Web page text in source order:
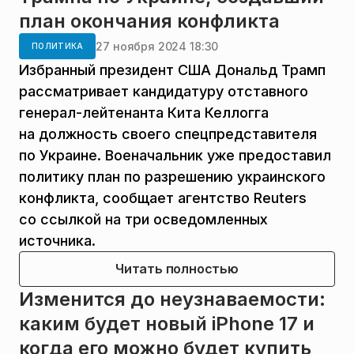
план окончания конфликта
ПОЛИТИКА 27 ноября 2024 18:30
Избранный президент США Дональд Трамп
рассматривает кандидатуру отставного
генерал-лейтенанта Кита Келлогга
на должность своего спецпредставителя
по Украине. Военачальник уже предоставил
политику план по разрешению украинского
конфликта, сообщает агентство Reuters
со ссылкой на три осведомленных
источника.
Читать полностью
Изменится до неузнаваемости:
каким будет новый iPhone 17 и
когда его можно будет купить